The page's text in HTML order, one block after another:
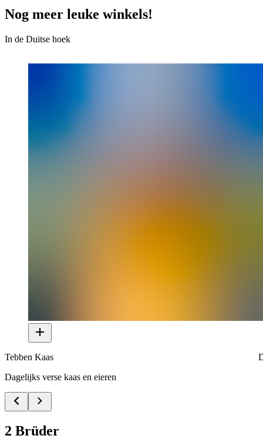
Nog meer leuke winkels!
In de Duitse hoek
Tebben Kaas
Dagelijks verse kaas en eieren
2 Brüder